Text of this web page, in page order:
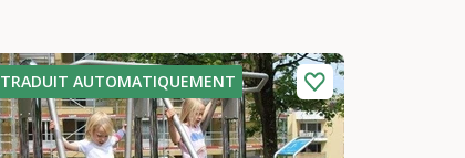
TRADUIT AUTOMATIQUEMENT